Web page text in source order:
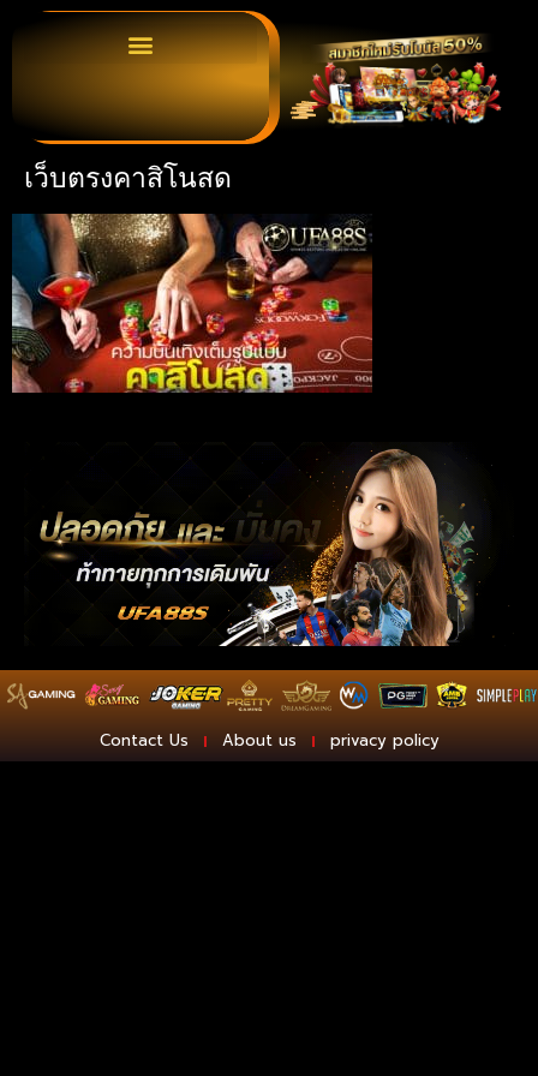
เว็บตรงคาสิโนสด
Contact Us About us privacy policy